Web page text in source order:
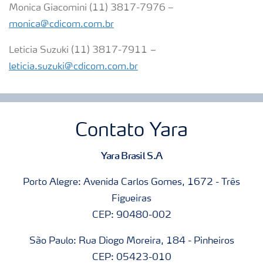
Monica Giacomini (11) 3817-7976 –
monica@cdicom.com.br
Leticia Suzuki (11) 3817-7911 –
leticia.suzuki@cdicom.com.br
Contato Yara
Yara Brasil S.A
Porto Alegre: Avenida Carlos Gomes, 1672 - Três
Figueiras
CEP: 90480-002
São Paulo: Rua Diogo Moreira, 184 - Pinheiros
CEP: 05423-010